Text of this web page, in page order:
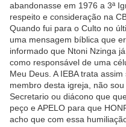
abandonasse em 1976 a 3ª
respeito e consideração na
Quando fui para o Culto no
uma mensagem bíblica que
informado que Ntoni Nzinga
como responsável de uma
Meu Deus. A IEBA trata
membro desta igreja, não
Secretario ou diácono que
peço e APELO para que
acho que com essa